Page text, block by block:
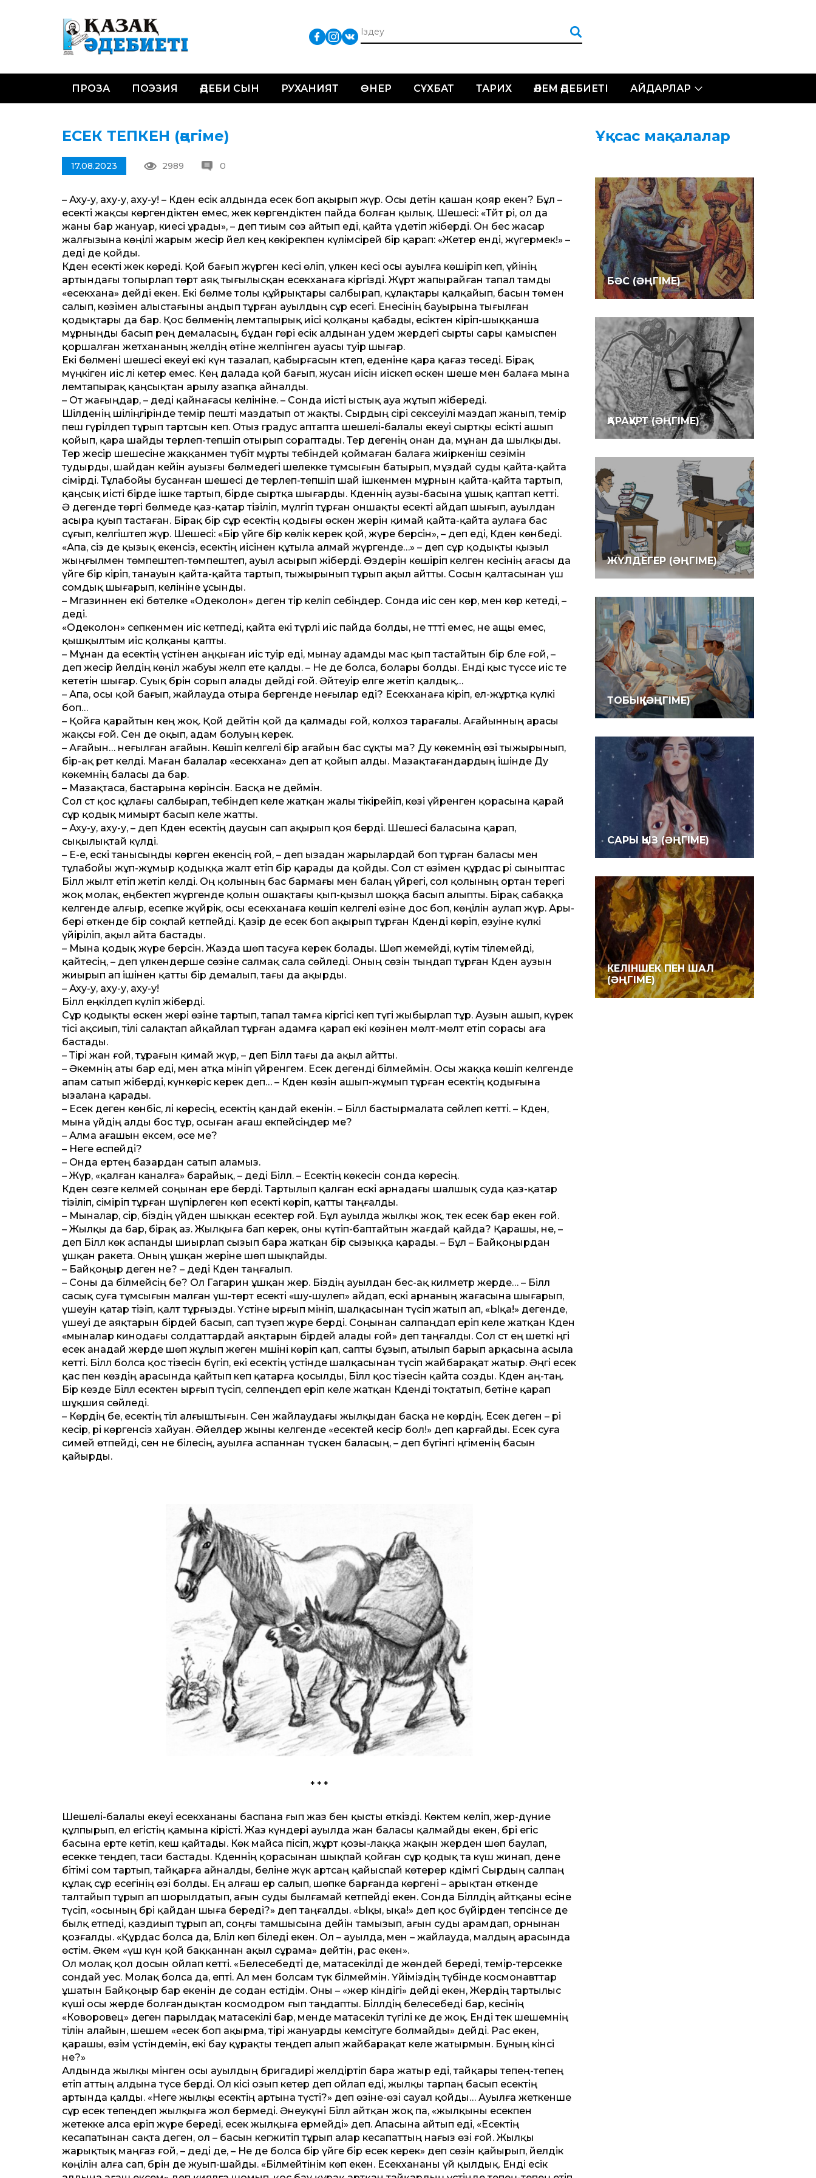
ПРОЗА ПОЭЗИЯ ӘДЕБИ СЫН РУХАНИЯТ ӨНЕР СҰХБАТ ТАРИХ ӘЛЕМ ӘДЕБИЕТІ АЙДАРЛАР
ЕСЕК ТЕПКЕН (әңгіме)
17.08.2023 2989 0
– Аху-у, аху-у, аху-у! – Кәден есік алдында есек боп ақырып жүр. Осы әдетін қашан қояр екен? Бұл –
есекті жақсы көргендіктен емес, жек көргендіктен пайда болған қылық. Шешесі: «Тәйт әрі, ол да
жаны бар жануар, киесі ұрады», – деп тиым сөз айтып еді, қайта үдетіп жіберді. Он бес жасар
жалғызына көңілі жарым жесір әйел кең көкірекпен күлімсірей бір қарап: «Жетер енді, жүгермек!» –
деді де қойды.
Кәден есекті жек көреді. Қой бағып жүрген әкесі өліп, үлкен әкесі осы ауылға көшіріп әкеп, үйінің
артындағы топырлап төрт аяқ тығылысқан есекханаға кіргізді. Жұрт жапырайған тапал тамды
«есекхана» дейді екен. Екі бөлме толы құйрықтары салбырап, құлақтары қалқайып, басын төмен
салып, көзімен алыстағыны аңдып тұрған ауылдың сұр есегі. Енесінің бауырына тығылған
қодықтары да бар. Қос бөлменің әлемтапырық иісі қолқаны қабады, есіктен кіріп-шыққанша
мұрныңды басып әрең демаласың, бұдан гөрі есік алдынан әудем жердегі сырты сары қамыспен
қоршалған әжетхананың желдің өтіне желпінген ауасы тәуір шығар.
Екі бөлмені шешесі екеуі екі күн тазалап, қабырғасын әктеп, еденіне қара қағаз төседі. Бірақ
мүңкіген иіс әлі кетер емес. Кең далада қой бағып, жусан иісін иіскеп өскен шеше мен балаға мына
әлемтапырақ қаңсықтан арылу азапқа айналды.
– От жағыңдар, – деді қайнағасы келініне. – Сонда иісті ыстық ауа жұтып жібереді.
Шілденің шіліңгірінде темір пешті маздатып от жақты. Сырдың сірі сексеуілі маздап жанып, темір
пеш гүрілдеп тұрып тартсын кеп. Отыз градус аптапта шешелі-балалы екеуі сыртқы есікті ашып
қойып, қара шайды терлеп-теп­шіп отырып сораптады. Тер дегенің онан да, мұнан да шылқыды.
Тер жесір шешесіне жаққанмен түбіт мұрты тебіндей қоймаған балаға жиіркеніш сезімін
тудырды, шайдан кейін ауызғы бөлмедегі шелекке тұмсығын батырып, мұздай суды қайта-қайта
сімірді. Тұлабойы бусанған шешесі де терлеп-тепшіп шай ішкенмен мұрнын қайта-қайта тартып,
қаңсық иісті бірде ішке тартып, бірде сыртқа шығарды. Кәденнің аузы-басына ұшық қаптап кет­ті.
Ә дегенде төргі бөлмеде қаз-қатар тізіліп, мүлгіп тұрған оншақты есекті айдап шығып, ауылдан
асыра қуып тастаған. Бірақ бір сұр есектің қодығы өскен жерін қимай қайта-қайта аулаға бас
сұғып, келгіштеп жүр. Шешесі: «Бір үйге бір көлік керек қой, жүре берсін», – деп еді, Кәден көнбеді.
«Апа, сіз де қызық екенсіз, есектің иісінен құтыла алмай жүргенде…» – деп сұр қодықты қызыл
жыңғылмен төмпештеп-төмпештеп, ауыл асырып жіберді. Өздерін көшіріп әкелген әкесінің ағасы да
үйге бір кіріп, танауын қайта-қайта тартып, тыжырынып тұрып ақыл айт­ты. Сосын қалтасынан үш
сомдық шығарып, келініне ұсынды.
– Мәгазиннен екі бөтелке «Одеколон» деген әтір әкеліп себіңдер. Сонда иіс сен көр, мен көр кетеді, –
деді.
«Одеколон» сепкенмен иіс кетпеді, қайта екі түрлі иіс пайда болды, не тәт­ті емес, не ащы емес,
қышқылтым иіс қолқаны қапты.
– Мұнан да есектің үстінен аңқыған иіс тәуір еді, мынау адамды мас қып тастайтын бір бәле ғой, –
деп жесір әйелдің көңіл жабуы желп ете қалды. – Не де болса, болары болды. Енді қыс түссе иіс те
кететін шығар. Суық бәрін сорып алады дейді ғой. Әйтеуір елге жетіп қалдық…
– Апа, осы қой бағып, жайлауда отыра бергенде неғылар еді? Есекханаға кіріп, ел-жұртқа күлкі
боп…
– Қойға қарайтын әкең жоқ. Қой дейтін қой да қалмады ғой, колхоз тарағалы. Ағайынның арасы
жақсы ғой. Сен де оқып, адам болуың керек.
– Ағайын… неғылған ағайын. Көшіп келгелі бір ағайын бас сұқты ма? Дәу көкемнің өзі тыжырынып,
бір-ақ рет келді. Маған балалар «есекхана» деп ат қойып алды. Мазақтағандардың ішінде Дәу
көкемнің баласы да бар.
– Мазақтаса, бастарына көрінсін. Басқа не деймін.
Сол сәт қос құлағы салбырап, тебіндеп келе жатқан жалы тікірейіп, көзі үйренген қорасына қарай
сұр қодық мимырт басып келе жат­ты.
– Аху-у, аху-у, – деп Кәден есектің даусын сап ақырып қоя берді. Шешесі баласына қарап,
сықылықтай күлді.
– Е-е, ескі танысыңды көрген екенсің ғой, – деп ызадан жарылардай боп тұрған баласы мен
тұлабойы жұп-жұмыр қодыққа жалт етіп бір қарады да қойды. Сол сәт өзімен құрдас әрі сыныптас
Біләл жылт етіп жетіп келді. Оң қолының бас бармағы мен балаң үйрегі, сол қолының ортан терегі
жоқ молақ, еңбектеп жүргенде қолын ошақтағы қып-қызыл шоққа басып алыпты. Бірақ сабаққа
келгенде алғыр, есепке жүйрік, осы есекханаға көшіп келгелі өзіне дос боп, көңілін аулап жүр. Ары-
бері өткенде бір соқпай кетпейді. Қазір де есек боп ақырып тұрған Кәденді көріп, езуіне күлкі
үйіріліп, ақыл айта бастады.
– Мына қодық жүре берсін. Жазда шөп тасуға керек болады. Шөп жемейді, күтім тілемейді,
қайтесің, – деп үлкендерше сөзіне салмақ сала сөйледі. Оның сөзін тыңдап тұрған Кәден аузын
жиырып ап ішінен қат­ты бір демалып, тағы да ақырды.
– Аху-у, аху-у, аху-у!
Біләл еңкілдеп күліп жіберді.
Сұр қодықты өскен жері өзіне тартып, тапал тамға кіргісі кеп түгі жыбырлап тұр. Аузын ашып, күрек
тісі ақсиып, тілі салақтап айқайлап тұрған адамға қарап екі көзінен мөлт-мөлт етіп сорасы аға
бастады.
– Тірі жан ғой, тұрағын қимай жүр, – деп Біләл тағы да ақыл айт­ты.
– Әкемнің аты бар еді, мен атқа мініп үйренгем. Есек дегенді білмеймін. Осы жаққа көшіп келгенде
апам сатып жіберді, күнкөріс керек деп… – Кәден көзін ашып-жұмып тұрған есектің қодығына
ызалана қарады.
– Есек деген көнбіс, әлі көресің, есектің қандай екенін. – Біләл бастырмалата сөйлеп кет­ті. – Кәден,
мына үйдің алды бос тұр, осыған ағаш екпейсіңдер ме?
– Алма ағашын ексем, өсе ме?
– Неге өспейді?
– Онда ертең базардан сатып аламыз.
– Жүр, «қалған каналға» барайық, – деді Біләл. – Есектің көкесін сонда көресің.
Кәден сөзге келмей соңынан ере берді. Тартылып қалған ескі арнадағы шалшық суда қаз-қатар
тізіліп, сіміріп тұрған шүпірлеген көп есекті көріп, қат­ты таңғалды.
– Мыналар, сірә, біздің үйден шыққан есектер ғой. Бұл ауылда жылқы жоқ, тек есек бар екен ғой.
– Жылқы да бар, бірақ аз. Жылқыға бап керек, оны күтіп-баптайтын жағдай қайда? Қарашы, әне, –
деп Біләл көк аспанды шиырлап сызып бара жатқан бір сызыққа қарады. – Бұл – Байқоңырдан
ұшқан ракета. Оның ұшқан жеріне шөп шықпайды.
– Байқоңыр деген не? – деді Кәден таңғалып.
– Соны да білмейсің бе? Ол Гагарин ұшқан жер. Біздің ауылдан бес-ақ киләметр жерде… – Біләл
сасық суға тұмсығын малған үш-төрт есекті «шу-шулеп» айдап, ескі арнаның жағасына шығарып,
үшеуін қатар тізіп, қалт тұрғызды. Үстіне ырғып мініп, шалқасынан түсіп жатып ап, «Ықа!» дегенде,
үшеуі де аяқтарын бірдей басып, сап түзеп жүре берді. Соңынан салпаңдап еріп келе жатқан Кәден
«мыналар кинодағы солдат­тардай аяқтарын бірдей алады ғой» деп таңғалды. Сол сәт ең шеткі әңгі
есек анадай жерде шөп жұлып жеген мәшіні көріп қап, сапты бұзып, атылып барып арқасына асыла
кет­ті. Біләл болса қос тізесін бүгіп, екі есектің үстінде шалқасынан түсіп жайбарақат жатыр. Әңгі есек
қас пен көздің арасында қайтып кеп қатарға қосылды, Біләл қос тізесін қайта созды. Кәден аң-таң.
Бір кез­де Біләл есектен ырғып түсіп, селпеңдеп еріп келе жатқан Кәденді тоқтатып, бетіне қарап
шұқшия сөйледі.
– Көрдің бе, есектің тіл алғыштығын. Сен жайлаудағы жылқыдан басқа не көрдің. Есек деген – әрі
кесір, әрі көргенсіз хайуан. Әйелдер жыны келгенде «есектей кесір бол!» деп қарғайды. Есек суға
симей өтпейді, сен не білесің, ауылға аспаннан түскен баласың, – деп бүгінгі әңгіменің басын
қайырды.
* * *
Шешелі-балалы екеуі есекхананы баспана ғып жаз бен қысты өткізді. Көктем келіп, жер-дүние
құлпырып, ел егістің қамына кірісті. Жаз күндері ауылда жан баласы қалмайды екен, бәрі егіс
басына ерте кетіп, кеш қайтады. Көк майса пісіп, жұрт қозы-лаққа жақын жерден шөп баулап,
есекке теңдеп, таси бастады. Кәденнің қорасынан шықпай қойған сұр қодық та күш жинап, дене
бітімі сом тартып, тайқарға айналды, беліне жүк артсаң қайыспай көтерер кәдімгі Сырдың салпаң
құлақ сұр есегінің өзі болды. Ең алғаш ер салып, шөпке барғанда көргені – арықтан өткенде
талтайып тұрып ап шорылдатып, ағын суды былғамай кетпейді екен. Сонда Біләлдің айтқаны есіне
түсіп, «осының бәрі қайдан шыға береді?» деп таңғалды. «Ықы, ықа!» деп қос бүйірден тепсінсе де
былқ етпеді, қаздиып тұрып ап, соңғы тамшысына дейін тамызып, ағын суды арамдап, орнынан
қозғалды. «Құрдас болса да, Бәліл көп біледі екен. Ол – ауылда, мен – жайлауда, малдың арасында
өстім. Әкем «үш күн қой баққаннан ақыл сұрама» дейтін, рас екен».
Ол молақ қол досын ойлап кет­ті. «Белесебедті де, матасекілді де жөндей береді, темір-терсекке
сондай әуес. Молақ болса да, епті. Ал мен болсам түк білмеймін. Үйіміздің түбінде космонавт­тар
ұшатын Байқоңыр бар екенін де содан естідім. Оны – «жер кіндігі» дейді екен, Жердің тартылыс
күші осы жерде болғандықтан космодром ғып таңдапты. Біләлдің белесебеді бар, әкесінің
«Коворовец» деген парылдақ матасекілі бар, менде матасекіл түгілі әке де жоқ. Енді тек шешемнің
тілін алайын, шешем «есек боп ақырма, тірі жануарды кемсітуге болмайды» дейді. Рас екен,
қарашы, өзім үстіндемін, екі бау құрақты теңдеп алып жайбарақат келе жатырмын. Бұның кінәсі
не?»
Алдында жылқы мінген осы ауылдың бригадирі желдіртіп бара жатыр еді, тайқары тепең-тепең
етіп ат­тың алдына түсе берді. Ол кісі озып кетер деп ойлап еді, жылқы тарпаң басып есектің
артында қалды. «Неге жылқы есектің артына түсті?» деп өзіне-өзі сауал қойды… Ауылға жеткенше
сұр есек тепеңдеп жылқыға жол бермеді. Әнеу­күні Біләл айтқан жоқ па, «жылқыны есекпен
жетекке алса еріп жүре береді, есек жылқыға ермейді» деп. Апасына айтып еді, «Есектің
кесапатынан сақта деген, ол – басын кегжитіп тұрып алар кесапат­тың нағыз өзі ғой. Жылқы
жарықтық маңғаз ғой, – деді де, – Не де болса бір үйге бір есек керек» деп сөзін қайырып, әйелдік
көңілін алға сап, бәрін де жуып-шайды. «Білмейтінім көп екен. Есекхананы үй қылдық. Енді есік
Ұқсас мақалалар
БӘС (ӘҢГІМЕ)
ҚАРАҚҰРТ (ӘҢГІМЕ)
ЖҮЛДЕГЕР (ӘҢГІМЕ)
ТОБЫҚ (ӘҢГІМЕ)
САРЫ ҚЫЗ (ӘҢГІМЕ)
КЕЛІНШЕК ПЕН ШАЛ
(ӘҢГІМЕ)